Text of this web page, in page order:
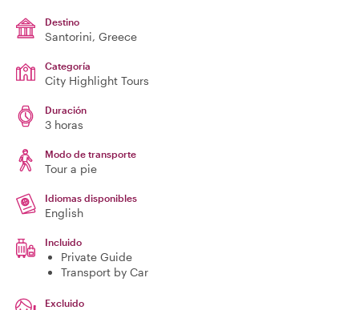
Destino
Santorini, Greece
Categoría
City Highlight Tours
Duración
3 horas
Modo de transporte
Tour a pie
Idiomas disponibles
English
Incluido
Private Guide
Transport by Car
Excluido